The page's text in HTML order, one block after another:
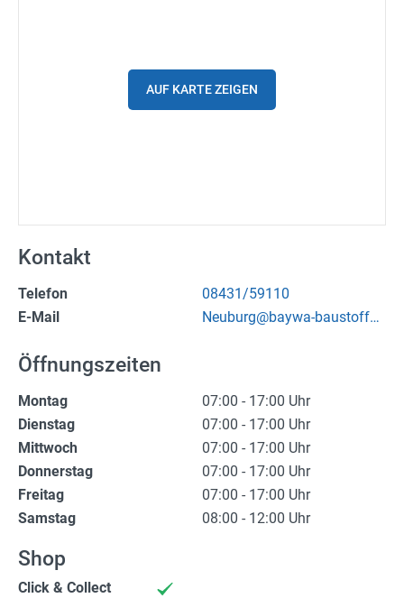
AUF KARTE ZEIGEN
Kontakt
Telefon
08431/59110
E-Mail
Neuburg@baywa-baustoffe.
Öffnungszeiten
Montag
07:00 - 17:00 Uhr
Dienstag
07:00 - 17:00 Uhr
Mittwoch
07:00 - 17:00 Uhr
Donnerstag
07:00 - 17:00 Uhr
Freitag
07:00 - 17:00 Uhr
Samstag
08:00 - 12:00 Uhr
Shop
Click & Collect
Stellenanzeigen
Wetter
(Not)dienste
Premium
Leserfoto-Aktion
Kontaktseite
Datenschutzerklärung